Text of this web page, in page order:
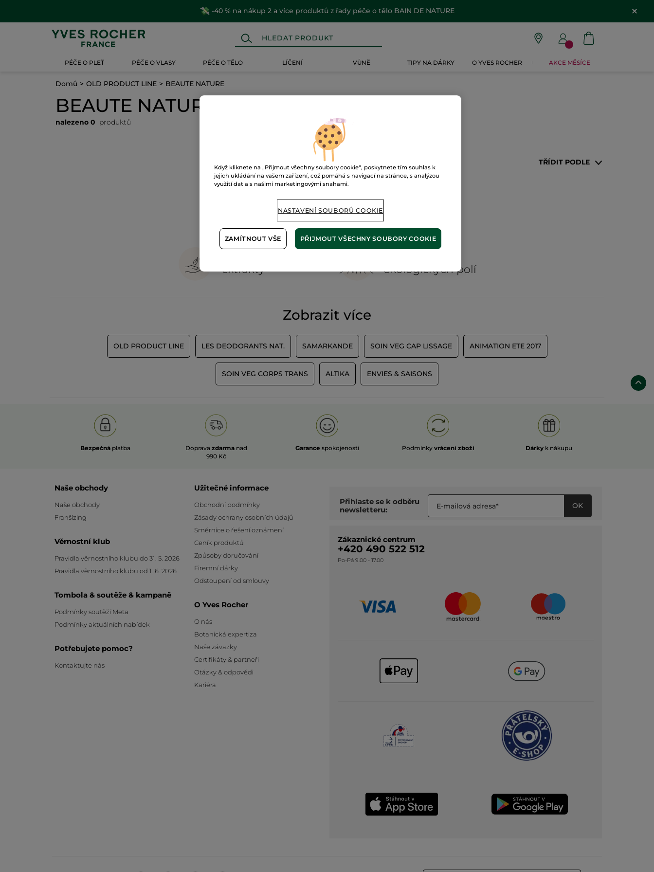
-40 % na nákup 2 a více produktů z řady péče o tělo BAIN DE NATURE
PÉČE O PLEŤ PÉČE O VLASY PÉČE O TĚLO LÍČENÍ VŮNĚ TIPY NA DÁRKY O YVES ROCHER AKCE MĚSÍCE
Domů OLD PRODUCT LINE BEAUTE NATURE
BEAUTE NATURE
nalezeno 0 produktů
TŘÍDIT PODLE
extrakty
ekologických polí
Zobrazit více
OLD PRODUCT LINE LES DEODORANTS NAT. SAMARKANDE SOIN VEG CAP LISSAGE ANIMATION ETE 2017
SOIN VEG CORPS TRANS ALTIKA ENVIES & SAISONS
Bezpečná platba Doprava zdarma nad
990 Kč
Garance spokojenosti Podmínky vrácení zboží Dárky k nákupu
Naše obchody
Naše obchody
Franšízing
Věrnostní klub
Pravidla věrnostního klubu do 31. 5. 2026
Pravidla věrnostního klubu od 1. 6. 2026
Tombola & soutěže & kampaně
Podmínky soutěží Meta
Podmínky aktuálních nabídek
Potřebujete pomoc?
Kontaktujte nás
Užitečné informace
Obchodní podmínky
Zásady ochrany osobních údajů
Směrnice o řešení oznámení
Ceník produktů
Způsoby doručování
Firemní dárky
Odstoupení od smlouvy
O Yves Rocher
O nás
Botanická expertiza
Naše závazky
Certifikáty & partneři
Otázky & odpovědi
Kariéra
Přihlaste se k odběru
newsletteru:
OK
Zákaznické centrum
+420 490 522 512
Po-Pá 9.00 - 17.00
Když kliknete na „Přijmout všechny soubory cookie“, poskytnete tím souhlas k
jejich ukládání na vašem zařízení, což pomáhá s navigací na stránce, s analýzou
využití dat a s našimi marketingovými snahami.
NASTAVENÍ SOUBORŮ COOKIE
ZAMÍTNOUT VŠE PŘIJMOUT VŠECHNY SOUBORY COOKIE